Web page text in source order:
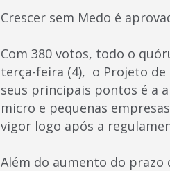
Crescer sem Medo é
Com 380 votos, todo o
terça-feira (4), o Projeto de
seus principais pontos é a
micro e pequenas
vigor logo após a
Além do aumento do